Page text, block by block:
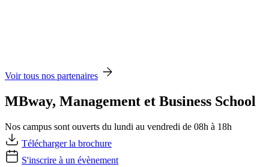
Voir tous nos partenaires
MBway, Management et Business School
Nos campus sont ouverts du lundi au vendredi de 08h à 18h
Télécharger la brochure
S'inscrire à un évènement